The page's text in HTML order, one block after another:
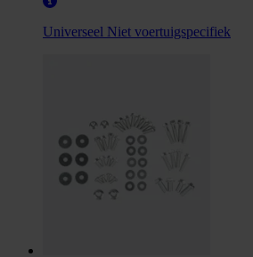
Universeel Niet voertuigspecifiek